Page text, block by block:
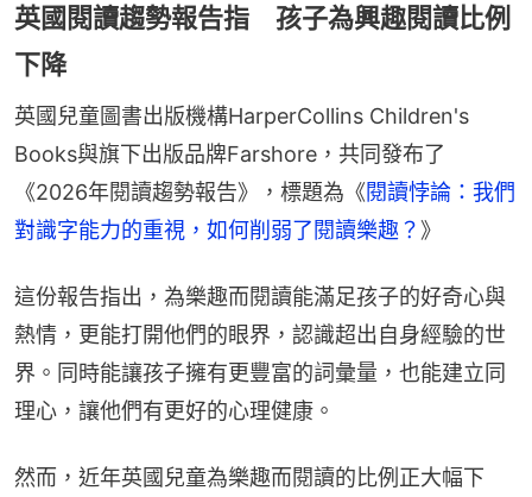
英國閱讀趨勢報告指 孩子為興趣閱讀比例
下降
英國兒童圖書出版機構HarperCollins Children's
Books與旗下出版品牌Farshore，共同發布了
《2026年閱讀趨勢報告》，標題為《閱讀悖論：我們
對識字能力的重視，如何削弱了閱讀樂趣？》
這份報告指出，為樂趣而閱讀能滿足孩子的好奇心與
熱情，更能打開他們的眼界，認識超出自身經驗的世
界。同時能讓孩子擁有更豐富的詞彙量，也能建立同
理心，讓他們有更好的心理健康。
然而，近年英國兒童為樂趣而閱讀的比例正大幅下